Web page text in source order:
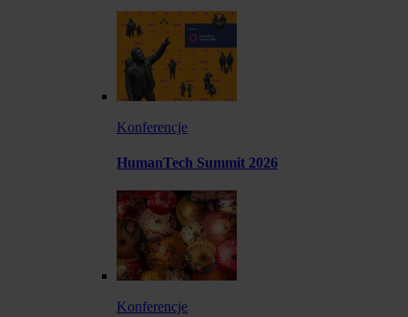
Konferencje
HumanTech Summit 2026
Konferencje